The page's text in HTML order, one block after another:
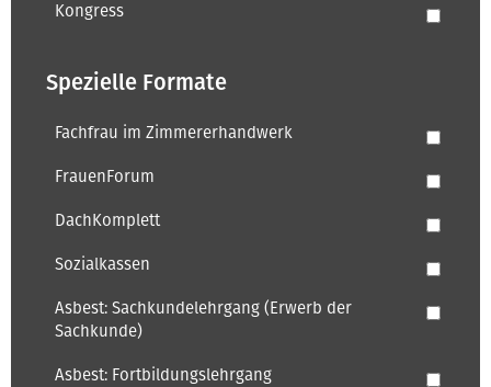
Kongress
Spezielle Formate
Fachfrau im Zimmererhandwerk
FrauenForum
DachKomplett
Sozialkassen
Asbest: Sachkundelehrgang (Erwerb der
Sachkunde)
Asbest: Fortbildungslehrgang